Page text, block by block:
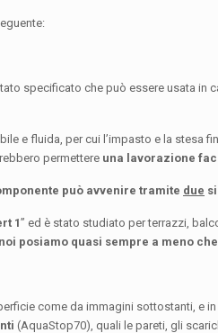
specificato che può essere usata in
e fluida, per cui l’impasto e la stesa
permettere una lavorazione
può avvenire tramite due
1” ed è stato studiato per terrazzi,
posiamo quasi sempre a meno
come da immagini sottostanti, e
(AquaStop70), quali le pareti, gli